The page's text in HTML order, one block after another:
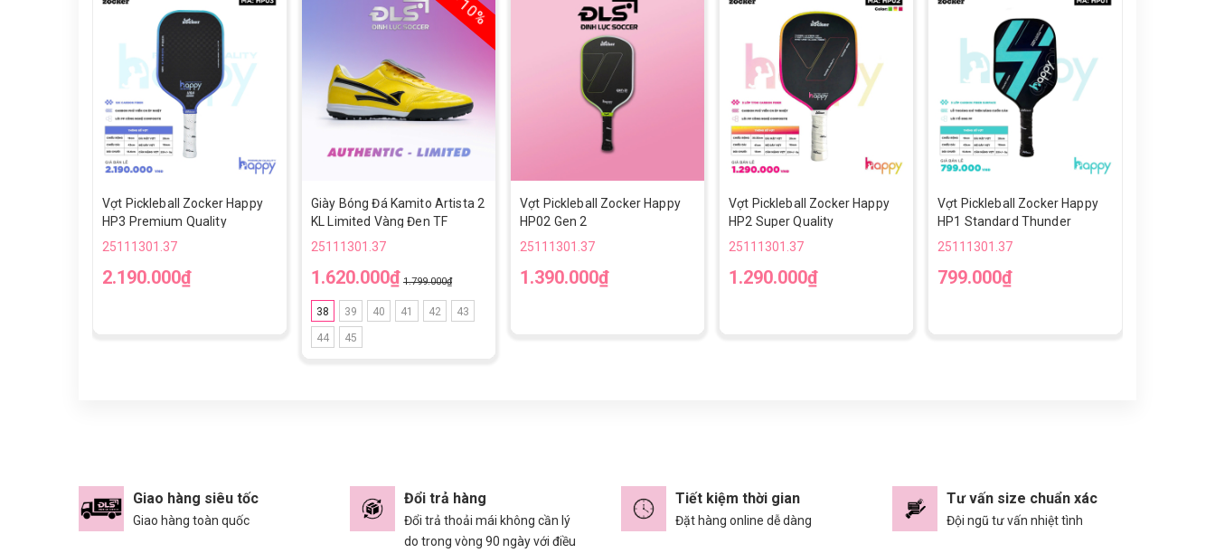
Vợt Pickleball Zocker Happy
HP3 Premium Quality
25111301.37
2.190.000₫
- 10%
Giày Bóng Đá Kamito Artista 2
KL Limited Vàng Đen TF
25111301.37
1.620.000₫ 1.799.000₫
38 39 40 41 42 43
44 45
Vợt Pickleball Zocker Happy
HP02 Gen 2
25111301.37
1.390.000₫
Vợt Pickleball Zocker Happy
HP2 Super Quality
25111301.37
1.290.000₫
Vợt Pickleball Zocker Happy
HP1 Standard Thunder
25111301.37
799.000₫
Giao hàng siêu tốc
Giao hàng toàn quốc
Đổi trả hàng
Đổi trả thoải mái không cần lý
do trong vòng 90 ngày với điều
Tiết kiệm thời gian
Đặt hàng online dễ dàng
Tư vấn size chuẩn xác
Đội ngũ tư vấn nhiệt tình